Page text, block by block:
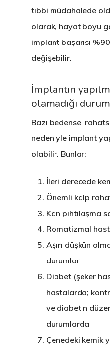
tıbbi müdahalede
olarak, hayat boyu
implant başarısı
değişebilir.
İmplantın
olamadığı
Bazı bedensel
nedeniyle implant
olabilir. Bunlar:
İleri derecede
Önemli kalp
Kan pıhtılaşma
Romatizmal
Aşırı düşkün
durumlar
Diabet (şeker
hastalarda;
ve diabetin
durumlarda
Çenedeki kemik